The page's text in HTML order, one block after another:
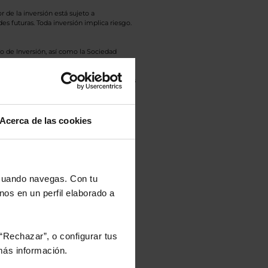
Acerca de las cookies
navegas. Con tu
en un perfil elaborado a
o configurar tus
información.
de la inversión está sujeto a
futuras. Toda inversión implica riesgo.
de Inversión, así como la Sociedad
y el documento de datos fundamentales
de Valor Liquidativo de la sesión
en la divisa Euro.
un estudio gratuito